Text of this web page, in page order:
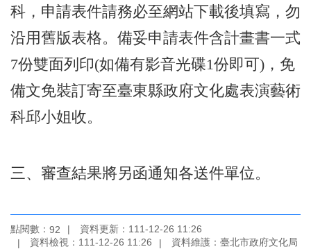
年
文
化
慶
廉
政
專
珍
貴
化
資
源
科，申請表件請務必至網站下載後填寫，勿
沿用舊版表格。備妥申請表件含計畫書一式
7份雙面列印(如備有影音光碟1份即可)，免
備文免裝訂寄至臺東縣政府文化處表演藝術
科邱小姐收。
三、審查結果將另函通知各送件單位。
點閱數： 92
資料更新：111-12-26 11:26
資料檢視：111-12-26 11:26
資料維護：臺北市政府文化局